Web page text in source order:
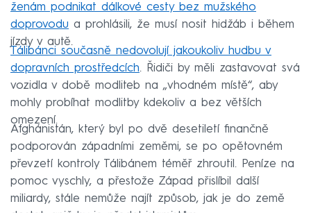
ženám podnikat dálkové cesty bez mužského
doprovodu a prohlásili, že musí nosit hidžáb i během
jízdy v autě.
Tálibánci současně nedovolují jakoukoliv hudbu v
dopravních prostředcích. Řidiči by měli zastavovat svá
vozidla v době modliteb na „vhodném místě“, aby
mohly probíhat modlitby kdekoliv a bez větších
omezení.
Afghánistán, který byl po dvě desetiletí finančně
podporován západními zeměmi, se po opětovném
převzetí kontroly Tálibánem téměř zhroutil. Peníze na
pomoc vyschly, a přestože Západ přislíbil další
miliardy, stále nemůže najít způsob, jak je do země